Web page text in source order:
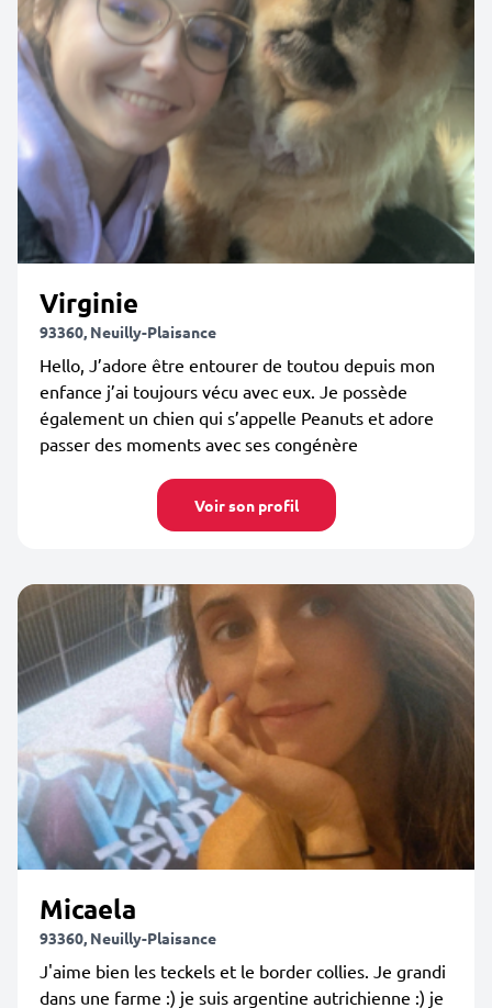
Virginie
93360, Neuilly-Plaisance
Hello, J’adore être entourer de toutou depuis mon
enfance j’ai toujours vécu avec eux. Je possède
également un chien qui s’appelle Peanuts et adore
passer des moments avec ses congénère
Voir son profil
Micaela
93360, Neuilly-Plaisance
J'aime bien les teckels et le border collies. Je grandi
dans une farme :) je suis argentine autrichienne :) je